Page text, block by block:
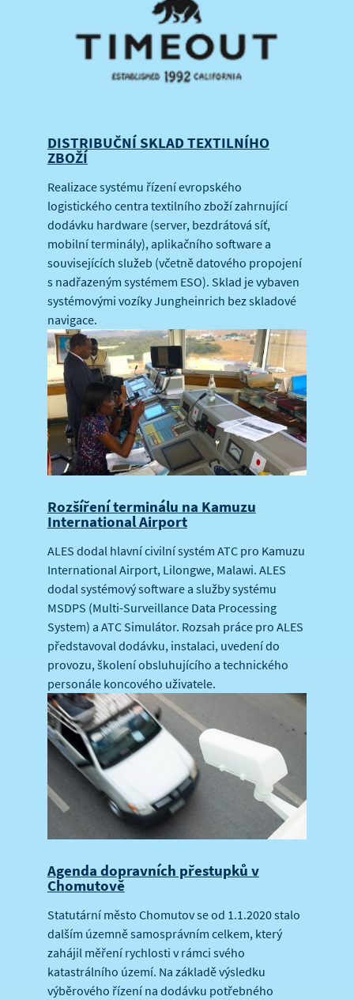
DISTRIBUČNÍ SKLAD TEXTILNÍHO
ZBOŽÍ
Realizace systému řízení evropského
logistického centra textilního zboží zahrnující
dodávku hardware (server, bezdrátová síť,
mobilní terminály), aplikačního software a
souvisejících služeb (včetně datového propojení
s nadřazeným systémem ESO). Sklad je vybaven
systémovými vozíky Jungheinrich bez skladové
navigace.
Rozšíření terminálu na Kamuzu
International Airport
ALES dodal hlavní civilní systém ATC pro Kamuzu
International Airport, Lilongwe, Malawi. ALES
dodal systémový software a služby systému
MSDPS (Multi-Surveillance Data Processing
System) a ATC Simulátor. Rozsah práce pro ALES
představoval dodávku, instalaci, uvedení do
provozu, školení obsluhujícího a technického
personále koncového uživatele.
Agenda dopravních přestupků v
Chomutově
Statutární město Chomutov se od 1.1.2020 stalo
dalším územně samosprávním celkem, který
zahájil měření rychlosti v rámci svého
katastrálního území. Na základě výsledku
výběrového řízení na dodávku potřebného